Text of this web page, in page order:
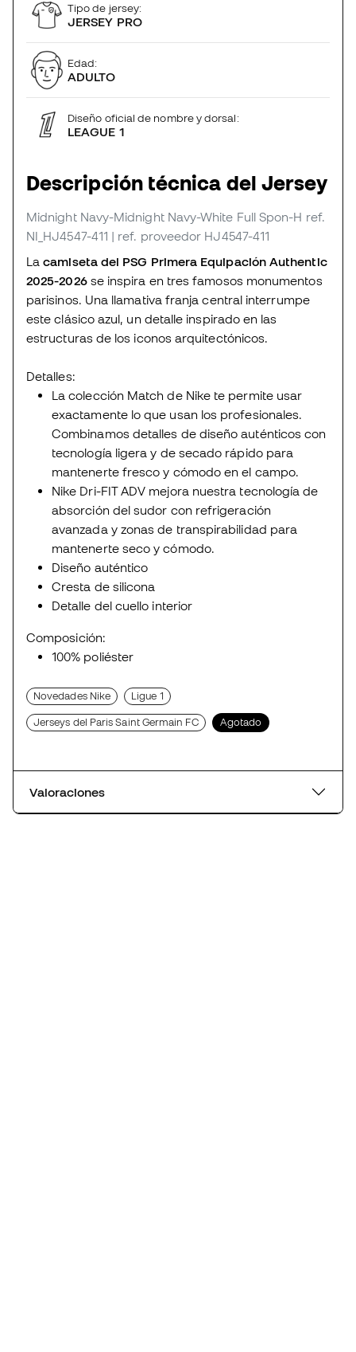
Tipo de jersey:
JERSEY PRO
Edad:
ADULTO
Diseño oficial de nombre y dorsal:
LEAGUE 1
Descripción técnica del Jersey
Midnight Navy-Midnight Navy-White Full Spon-H ref.
NI_HJ4547-411 | ref. proveedor HJ4547-411
Lacamiseta del PSG Primera Equipación Authentic
2025-2026 se inspira en tres famosos monumentos
parisinos. Una llamativa franja central interrumpe
este clásico azul, un detalle inspirado en las
estructuras de los iconos arquitectónicos.
Detalles:
La colección Match de Nike te permite usar
exactamente lo que usan los profesionales.
Combinamos detalles de diseño auténticos con
tecnología ligera y de secado rápido para
mantenerte fresco y cómodo en el campo.
Nike Dri-FIT ADV mejora nuestra tecnología de
absorción del sudor con refrigeración
avanzada y zonas de transpirabilidad para
mantenerte seco y cómodo.
Diseño auténtico
Cresta de silicona
Detalle del cuello interior
Composición:
100% poliéster
Novedades Nike Ligue 1
Jerseys del Paris Saint Germain FC Agotado
Valoraciones